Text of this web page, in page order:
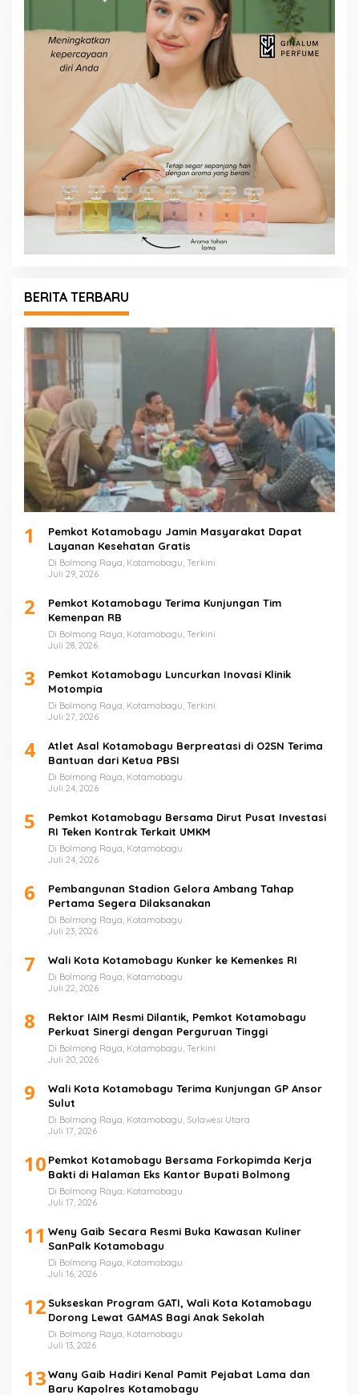
BERITA TERBARU
1
Pemkot Kotamobagu Jamin Masyarakat Dapat
Layanan Kesehatan Gratis
Di Bolmong Raya, Kotamobagu, Terkini
Juli 29, 2026
2
Pemkot Kotamobagu Terima Kunjungan Tim
Kemenpan RB
Di Bolmong Raya, Kotamobagu, Terkini
Juli 28, 2026
3
Pemkot Kotamobagu Luncurkan Inovasi Klinik
Motompia
Di Bolmong Raya, Kotamobagu, Terkini
Juli 27, 2026
4
Atlet Asal Kotamobagu Berpreatasi di O2SN Terima
Bantuan dari Ketua PBSI
Di Bolmong Raya, Kotamobagu
Juli 24, 2026
5
Pemkot Kotamobagu Bersama Dirut Pusat Investasi
RI Teken Kontrak Terkait UMKM
Di Bolmong Raya, Kotamobagu
Juli 24, 2026
6
Pembangunan Stadion Gelora Ambang Tahap
Pertama Segera Dilaksanakan
Di Bolmong Raya, Kotamobagu
Juli 23, 2026
7 Wali Kota Kotamobagu Kunker ke Kemenkes RI
Di Bolmong Raya, Kotamobagu
Juli 22, 2026
8
Rektor IAIM Resmi Dilantik, Pemkot Kotamobagu
Perkuat Sinergi dengan Perguruan Tinggi
Di Bolmong Raya, Kotamobagu, Terkini
Juli 20, 2026
9
Wali Kota Kotamobagu Terima Kunjungan GP Ansor
Sulut
Di Bolmong Raya, Kotamobagu, Sulawesi Utara
Juli 17, 2026
10 Pemkot Kotamobagu Bersama Forkopimda Kerja
Bakti di Halaman Eks Kantor Bupati Bolmong
Di Bolmong Raya, Kotamobagu
Juli 17, 2026
11 Weny Gaib Secara Resmi Buka Kawasan Kuliner
SanPalk Kotamobagu
Di Bolmong Raya, Kotamobagu
Juli 16, 2026
12 Sukseskan Program GATI, Wali Kota Kotamobagu
Dorong Lewat GAMAS Bagi Anak Sekolah
Di Bolmong Raya, Kotamobagu
Juli 13, 2026
13Wany Gaib Hadiri Kenal Pamit Pejabat Lama dan
Baru Kapolres Kotamobagu